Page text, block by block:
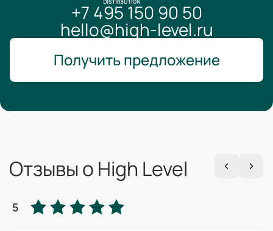
+7 495 150 90 50
hello@high-level.ru
Получить предложение
Отзывы о High Level
5